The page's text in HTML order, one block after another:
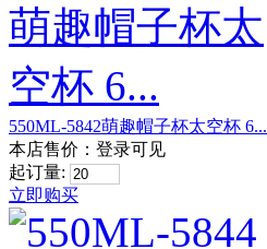
550ML-5842萌趣帽子杯太空杯 6...
本店售价： 登录可见
起订量:
立即购买